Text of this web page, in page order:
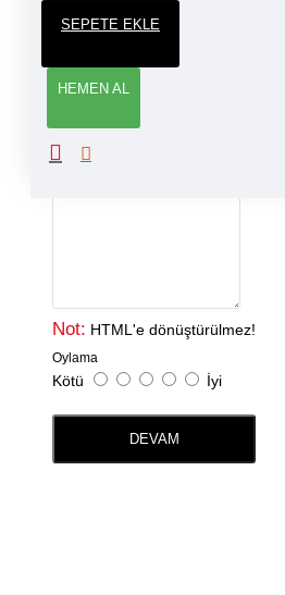
SEPETE EKLE
HEMEN AL
Not: HTML'e dönüştürülmez!
Oylama
Kötü İyi
DEVAM